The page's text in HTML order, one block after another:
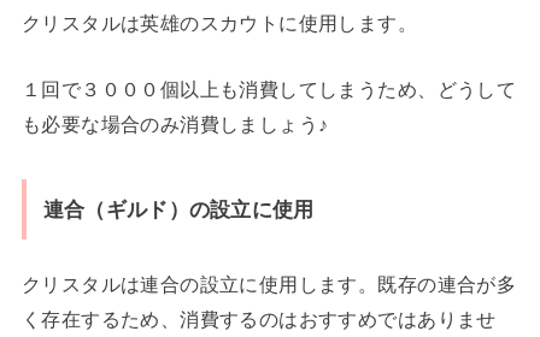
クリスタルは英雄のスカウトに使用します。
１回で３０００個以上も消費してしまうため、どうして
も必要な場合のみ消費しましょう♪
連合（ギルド）の設立に使用
クリスタルは連合の設立に使用します。既存の連合が多
く存在するため、消費するのはおすすめではありませ